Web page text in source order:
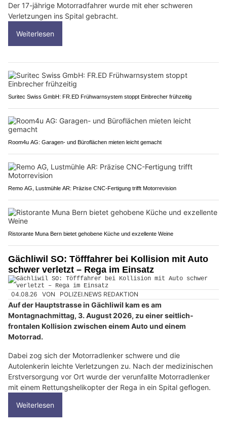
Der 17-jährige Motorradfahrer wurde mit eher schweren
Verletzungen ins Spital gebracht.
Weiterlesen
Suritec Swiss GmbH: FR.ED Frühwarnsystem stoppt Einbrecher frühzeitig
Room4u AG: Garagen- und Büroflächen mieten leicht gemacht
Remo AG, Lustmühle AR: Präzise CNC-Fertigung trifft Motorrevision
Ristorante Muna Bern bietet gehobene Küche und exzellente Weine
Gächliwil SO: Töfffahrer bei Kollision mit Auto
schwer verletzt – Rega im Einsatz
04.08.26 VON POLIZEI.NEWS REDAKTION
Auf der Hauptstrasse in Gächliwil kam es am
Montagnachmittag, 3. August 2026, zu einer seitlich-
frontalen Kollision zwischen einem Auto und einem
Motorrad.
Dabei zog sich der Motorradlenker schwere und die
Autolenkerin leichte Verletzungen zu. Nach der medizinischen
Erstversorgung vor Ort wurde der verunfallte Motorradlenker
mit einem Rettungshelikopter der Rega in ein Spital geflogen.
Weiterlesen